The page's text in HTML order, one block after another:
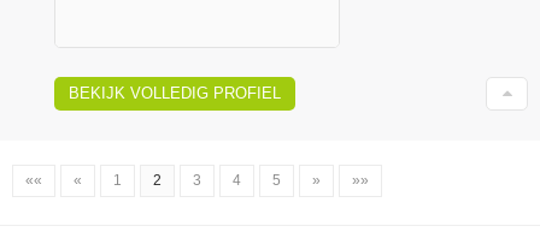
BEKIJK VOLLEDIG PROFIEL
«« « 1 2 3 4 5 » »»